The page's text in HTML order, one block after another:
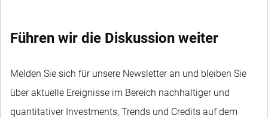
Führen wir die Diskussion weiter
Melden Sie sich für unsere Newsletter an und bleiben Sie
über aktuelle Ereignisse im Bereich nachhaltiger und
quantitativer Investments, Trends und Credits auf dem